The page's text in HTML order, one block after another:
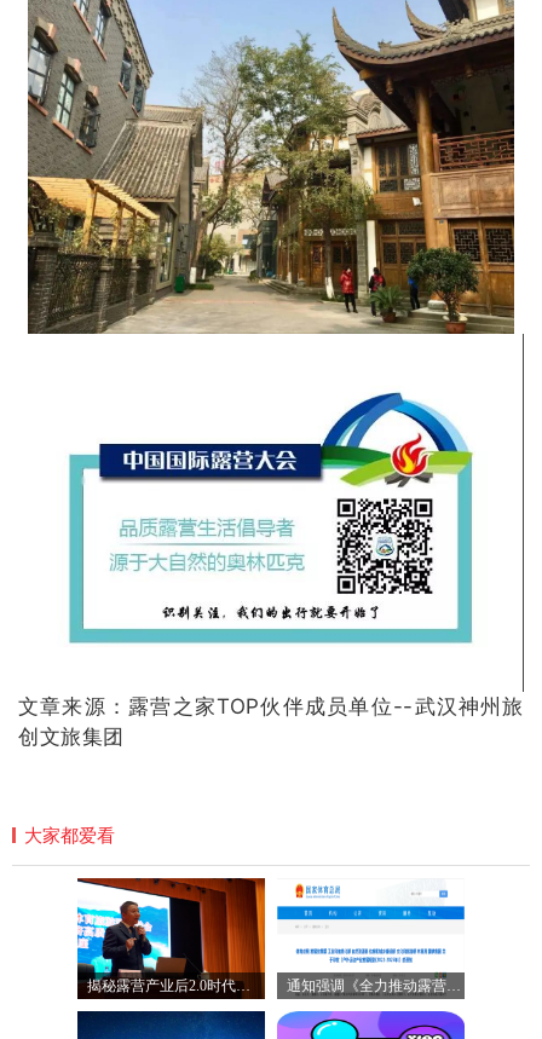
文章来源：露营之家TOP伙伴成员单位--武汉神州旅
创文旅集团
大家都爱看
揭秘露营产业后2.0时代九个新百亿赛道